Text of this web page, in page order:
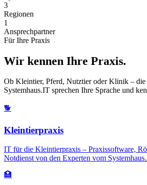
3
Regionen
1
Ansprechpartner
Für Ihre Praxis
Wir kennen Ihre Praxis.
Ob Kleintier, Pferd, Nutztier oder Klinik – die
Systemhaus.IT sprechen Ihre Sprache und
🐕
Kleintierpraxis
IT für die Kleintierpraxis – Praxissoftware,
Notdienst von den Experten vom
🏥